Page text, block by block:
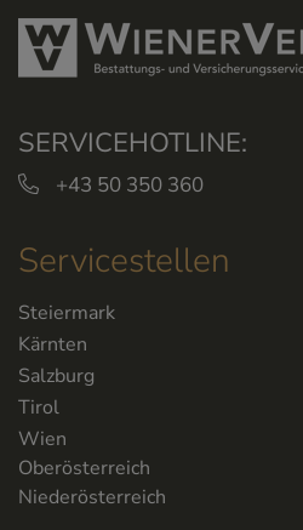
SERVICEHOTLINE:
+43 50 350 360
Servicestellen
Steiermark
Kärnten
Salzburg
Tirol
Wien
Oberösterreich
Niederösterreich